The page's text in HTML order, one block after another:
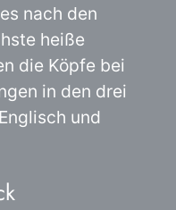
nach den
heiße
die Köpfe bei
in den drei
und